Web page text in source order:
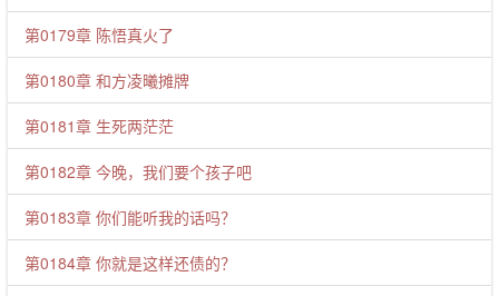
第0179章 陈悟真火了
第0180章 和方凌曦摊牌
第0181章 生死两茫茫
第0182章 今晚，我们要个孩子吧
第0183章 你们能听我的话吗？
第0184章 你就是这样还债的？